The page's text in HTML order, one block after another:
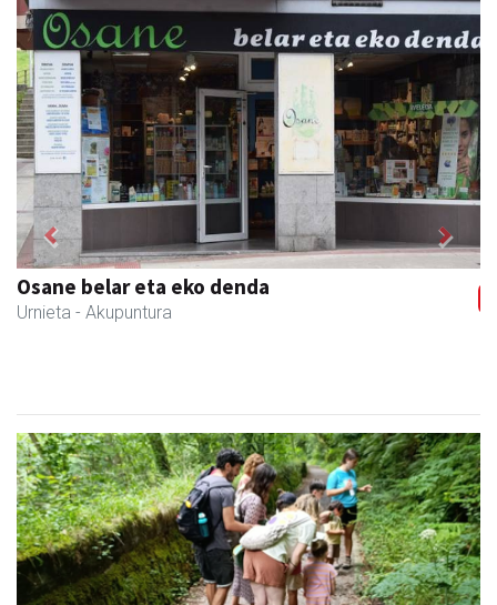
Osane belar eta eko denda
Urnieta - Akupuntura
Previous Next